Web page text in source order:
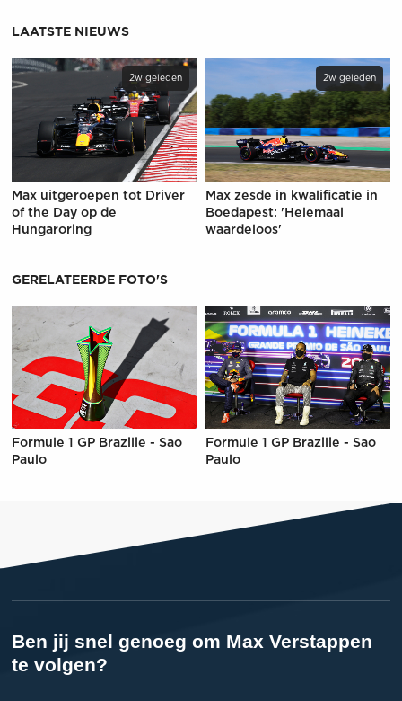
LAATSTE NIEUWS
2w geleden
Max uitgeroepen tot Driver
of the Day op de
Hungaroring
2w geleden
Max zesde in kwalificatie in
Boedapest: 'Helemaal
waardeloos'
GERELATEERDE FOTO'S
Formule 1 GP Brazilie - Sao
Paulo
Formule 1 GP Brazilie - Sao
Paulo
Ben jij snel genoeg om Max Verstappen
te volgen?